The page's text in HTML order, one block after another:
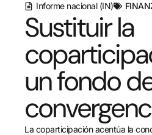
Informe nacional (IN)
Sustituir la
un fondo
La coparticipación acentúa la